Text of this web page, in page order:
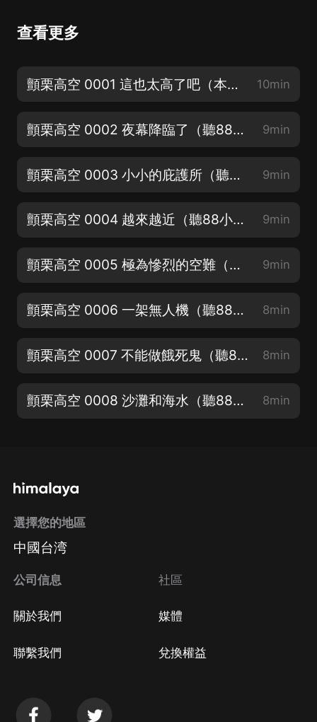
查看更多
顫栗高空 0001 這也太高了吧（本集寫評論抽6.6元紅包12個） 10min
顫栗高空 0002 夜幕降臨了（聽88小時進群送6.6紅包） 9min
顫栗高空 0003 小小的庇護所（聽88小時進群送6.6紅包） 9min
顫栗高空 0004 越來越近（聽88小時進群送6.6紅包） 9min
顫栗高空 0005 極為慘烈的空難（聽88小時進群送6.6紅包） 9min
顫栗高空 0006 一架無人機（聽88小時進群送6.6紅包） 8min
顫栗高空 0007 不能做餓死鬼（聽88小時進群送6.6紅包） 8min
顫栗高空 0008 沙灘和海水（聽88小時進群送6.6紅包） 8min
選擇您的地區
中國台湾
公司信息
關於我們
聯繫我們
社區
媒體
兌換權益